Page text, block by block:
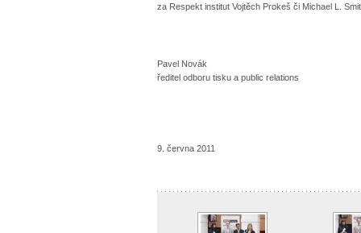
za Respekt institut Vojtěch Prokeš či Michael L.
Pavel Novák
ředitel odboru tisku a public relations
9. června 2011